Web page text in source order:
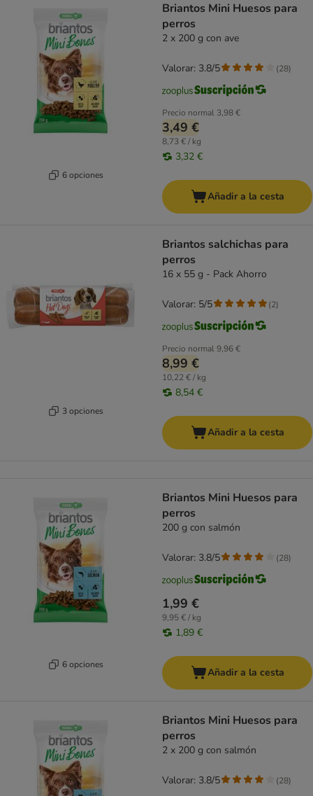
6 opciones
Briantos Mini Huesos para
perros
2 x 200 g con ave
Precio normal 3,98 €
3,49 €
8,73 € / kg
3,32 €
Valorar: 3.8/5 (28)
Añadir a la cesta
3 opciones
Briantos salchichas para
perros
16 x 55 g - Pack Ahorro
Precio normal9,96 €
8,99 €
10,22 € / kg
8,54 €
Valorar: 5/5 (2)
Añadir a la cesta
6 opciones
Briantos Mini Huesos para
perros
200 g con salmón
1,99 €
9,95 € / kg
1,89 €
Valorar: 3.8/5 (28)
Añadir a la cesta
Briantos Mini Huesos para
perros
2 x 200 g con salmón
Valorar: 3.8/5 (28)